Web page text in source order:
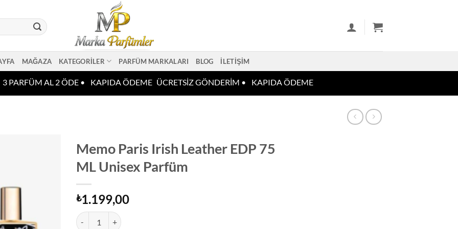
MAĞAZA KATEGORILER PARFÜM MARKALARI BLOG İLETIŞIM
PARFÜM AL 2 ÖDE • KAPIDA ÖDEME ÜCRETSİZ GÖNDERİM • KAPIDA ÖDEME
Memo Paris Irish Leather EDP 75
ML Unisex Parfüm
₺1.199,00
Memo Paris Irish Leather EDP 75 ML Unisex Parfüm adet